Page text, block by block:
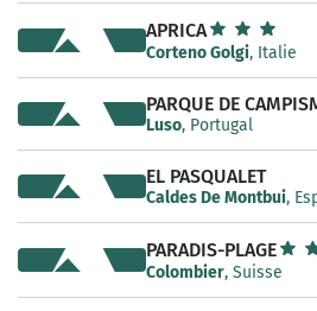
APRICA
Corteno Golgi, Italie
PARQUE DE
Luso, Portugal
EL PASQUALET
Caldes De Montbui,
PARADIS-PLAGE
Colombier, Suisse